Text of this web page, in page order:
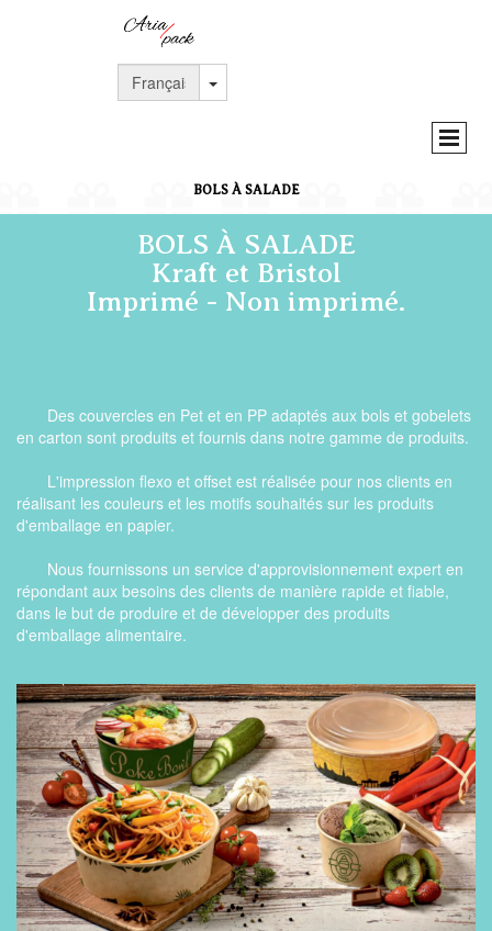
BOLS À SALADE
BOLS À SALADE
Kraft et Bristol
Imprimé - Non imprimé.
Des couvercles en Pet et en PP adaptés aux bols et gobelets
en carton sont produits et fournis dans notre gamme de produits.
L'impression flexo et offset est réalisée pour nos clients en
réalisant les couleurs et les motifs souhaités sur les produits
d'emballage en papier.
Nous fournissons un service d'approvisionnement expert en
répondant aux besoins des clients de manière rapide et fiable,
dans le but de produire et de développer des produits
d'emballage alimentaire.